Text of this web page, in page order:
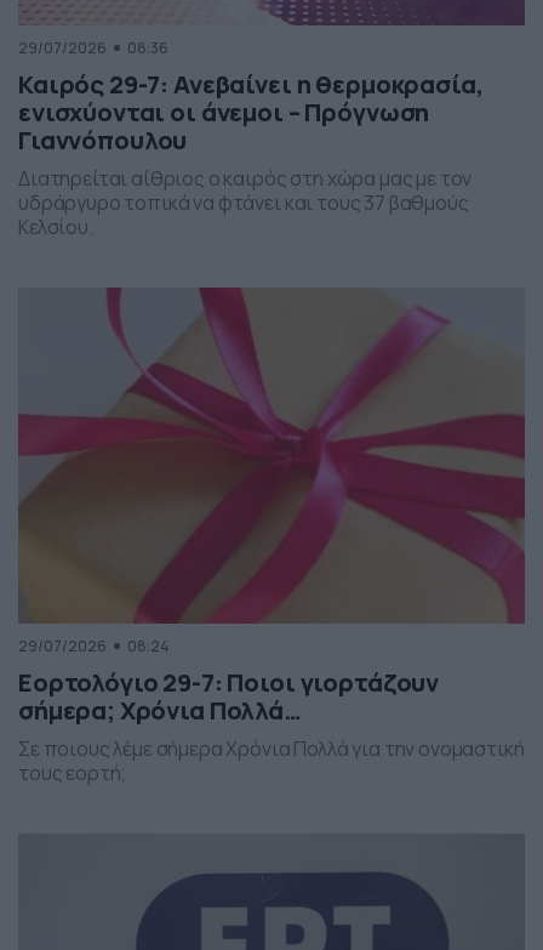
29/07/2026 08:36
Καιρός 29-7: Ανεβαίνει η θερμοκρασία,
ενισχύονται οι άνεμοι – Πρόγνωση
Γιαννόπουλου
Διατηρείται αίθριος ο καιρός στη χώρα μας με τον
υδράργυρο τοπικά να φτάνει και τους 37 βαθμούς
Κελσίου.
29/07/2026 08:24
Εορτολόγιο 29-7: Ποιοι γιορτάζουν
σήμερα; Χρόνια Πολλά…
Σε ποιους λέμε σήμερα Χρόνια Πολλά για την ονομαστική
τους εορτή;